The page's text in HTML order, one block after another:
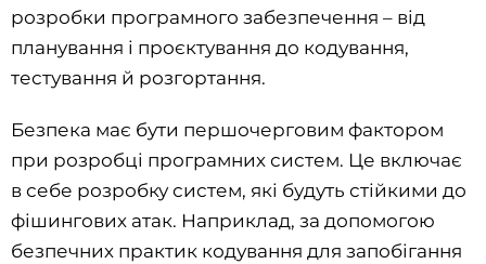
розробки програмного забезпечення – від
планування і проєктування до кодування,
тестування й розгортання.
Безпека має бути першочерговим фактором
при розробці програмних систем. Це включає
в себе розробку систем, які будуть стійкими до
фішингових атак. Наприклад, за допомогою
безпечних практик кодування для запобігання